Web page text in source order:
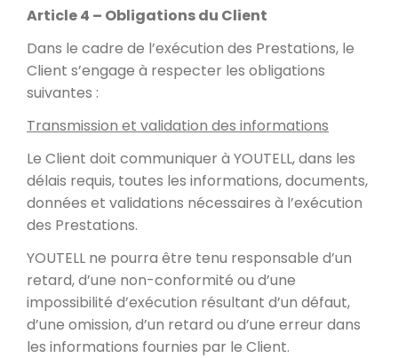
Article 4 – Obligations du Client
Dans le cadre de l’exécution des Prestations, le
Client s’engage à respecter les obligations
suivantes :
Transmission et validation des informations
Le Client doit communiquer à YOUTELL, dans les
délais requis, toutes les informations, documents,
données et validations nécessaires à l’exécution
des Prestations.
YOUTELL ne pourra être tenu responsable d’un
retard, d’une non-conformité ou d’une
impossibilité d’exécution résultant d’un défaut,
d’une omission, d’un retard ou d’une erreur dans
les informations fournies par le Client.